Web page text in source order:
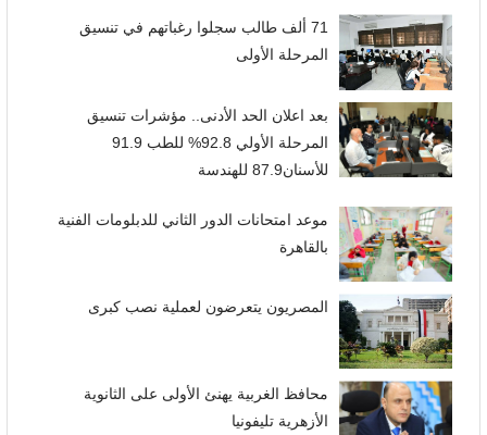
71 ألف طالب سجلوا رغباتهم في تنسيق
المرحلة الأولى
بعد اعلان الحد الأدنى.. مؤشرات تنسيق
المرحلة الأولي 92.8% للطب 91.9
للأسنان87.9 للهندسة
موعد امتحانات الدور الثاني للدبلومات الفنية
بالقاهرة
المصريون يتعرضون لعملية نصب كبرى
محافظ الغربية يهنئ الأولى على الثانوية
الأزهرية تليفونيا